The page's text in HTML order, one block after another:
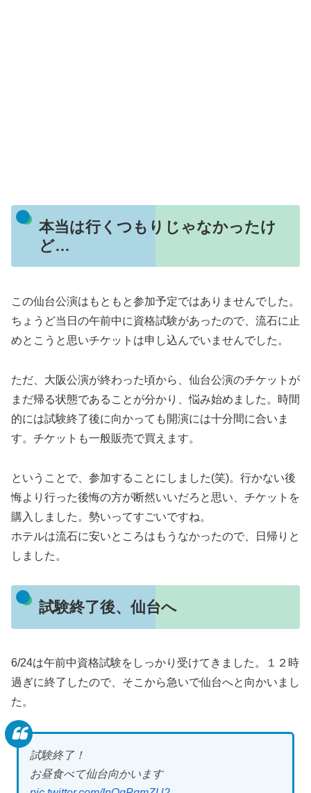
本当は行くつもりじゃなかったけ
ど…
この仙台公演はもともと参加予定ではありませんでした。
ちょうど当日の午前中に資格試験があったので、流石に止
めとこうと思いチケットは申し込んでいませんでした。
ただ、大阪公演が終わった頃から、仙台公演のチケットが
まだ帰る状態であることが分かり、悩み始めました。時間
的には試験終了後に向かっても開演には十分間に合いま
す。チケットも一般販売で買えます。
ということで、参加することにしました(笑)。行かない後
悔より行った後悔の方が断然いいだろと思い、チケットを
購入しました。勢いってすごいですね。
ホテルは流石に安いところはもうなかったので、日帰りと
しました。
試験終了後、仙台へ
6/24は午前中資格試験をしっかり受けてきました。１２時
過ぎに終了したので、そこから急いで仙台へと向かいまし
た。
試験終了！
お昼食べて仙台向かいます